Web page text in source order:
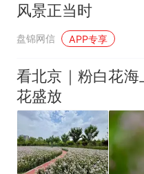
风景正当时
盘锦网信 APP专享
看北京｜粉白花
花盛放